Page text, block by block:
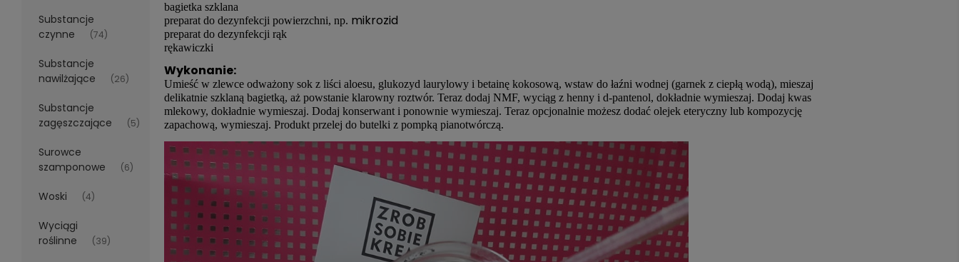
Substancje
czynne
(74)
Substancje
nawilżające
(26)
Substancje
zagęszczające
(5)
Surowce
szamponowe
(6)
Woski (4)
Wyciągi
roślinne
(39)
bagietka szklana
preparat do dezynfekcji powierzchni, np. mikrozid
preparat do dezynfekcji rąk
rękawiczki
Wykonanie:
Umieść w zlewce odważony sok z liści aloesu, glukozyd laurylowy i betainę kokosową, wstaw do łaźni wodnej (garnek z ciepłą wodą), mieszaj
delikatnie szklaną bagietką, aż powstanie klarowny roztwór. Teraz dodaj NMF, wyciąg z henny i d-pantenol, dokładnie wymieszaj. Dodaj kwas
mlekowy, dokładnie wymieszaj. Dodaj konserwant i ponownie wymieszaj. Teraz opcjonalnie możesz dodać olejek eteryczny lub kompozycję
zapachową, wymieszaj. Produkt przelej do butelki z pompką pianotwórczą.